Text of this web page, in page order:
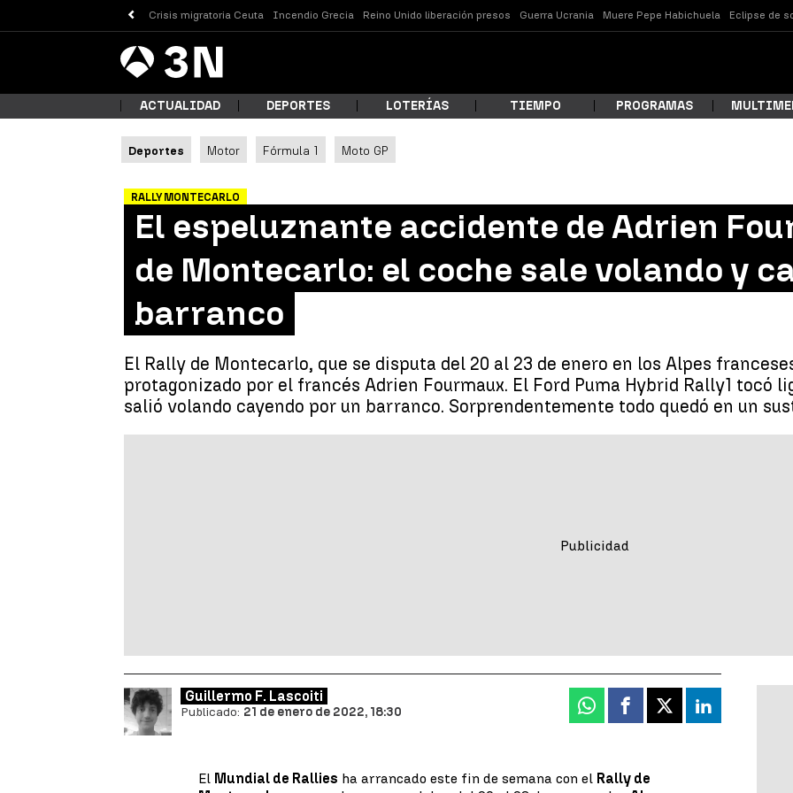
Crisis migratoria Ceuta Incendio Grecia Reino Unido liberación presos Guerra Ucrania Muere Pepe Habichuela Eclipse de
Antena
3 Noticias
¿Qué estás buscando?
Buscar
ACTUALIDAD DEPORTES LOTERÍAS TIEMPO PROGRAMAS
Deportes Motor Fórmula 1 Moto GP
RALLY MONTECARLO
El espeluznante accidente de Adrien
de Montecarlo: el coche sale volando y
barranco
El Rally de Montecarlo, que se disputa del 20 al 23 de enero en los Alpes
protagonizado por el francés Adrien Fourmaux. El Ford Puma Hybrid Rally1 tocó
salió volando cayendo por un barranco. Sorprendentemente todo quedó en un
Guillermo F. Lascoiti
Publicado: 21 de enero de 2022, 18:30 Whatsapp
Facebook
X Linkedin
El Mundial de Rallies ha arrancado este fin de semana con el Rally de